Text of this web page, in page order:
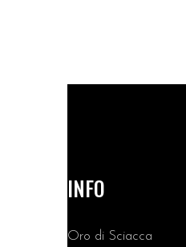
INFO
Oro di Sciacca